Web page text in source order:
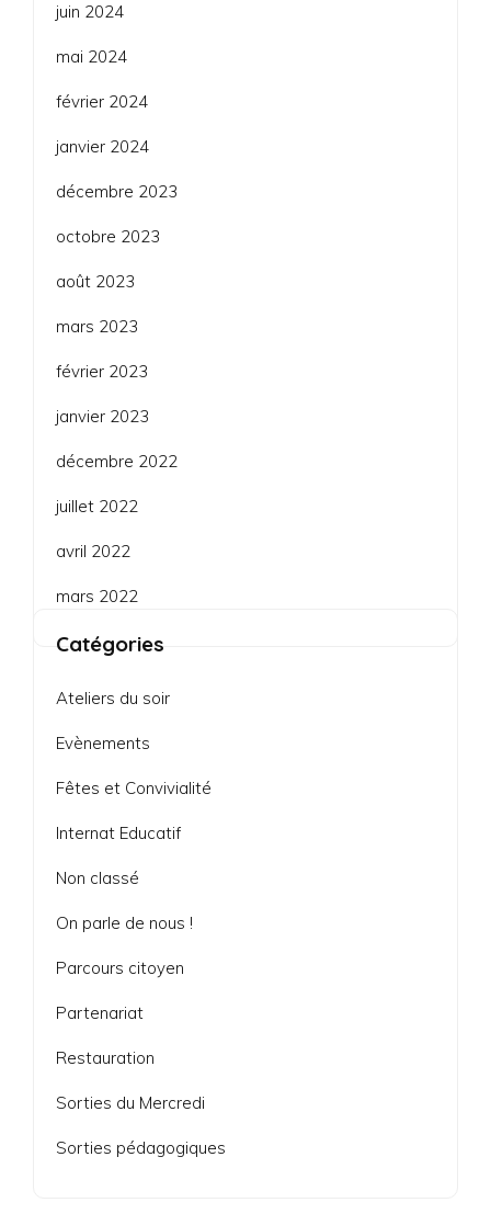
juin 2024
mai 2024
février 2024
janvier 2024
décembre 2023
octobre 2023
août 2023
mars 2023
février 2023
janvier 2023
décembre 2022
juillet 2022
avril 2022
mars 2022
Catégories
Ateliers du soir
Evènements
Fêtes et Convivialité
Internat Educatif
Non classé
On parle de nous !
Parcours citoyen
Partenariat
Restauration
Sorties du Mercredi
Sorties pédagogiques